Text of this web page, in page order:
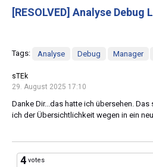
[RESOLVED] Analyse Debug
Tags: Analyse Debug Manager
sTEk
29. August 2025 17:10
Danke Dir...das hatte ich übersehen.
ich der Übersichtlichkeit wegen in ein
4 votes